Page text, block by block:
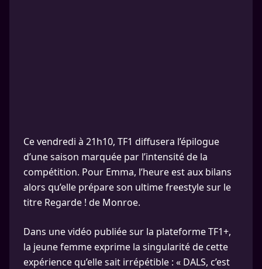
Ce vendredi à 21h10, TF1 diffusera l’épilogue
d’une saison marquée par l’intensité de la
compétition. Pour Emma, l’heure est aux bilans
alors qu’elle prépare son ultime freestyle sur le
titre Regarde ! de Monroe.
Dans une vidéo publiée sur la plateforme TF1+,
la jeune femme exprime la singularité de cette
expérience qu’elle sait irrépétible : « DALS, c’est